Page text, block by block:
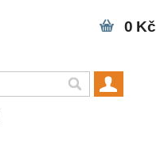
0 Kč